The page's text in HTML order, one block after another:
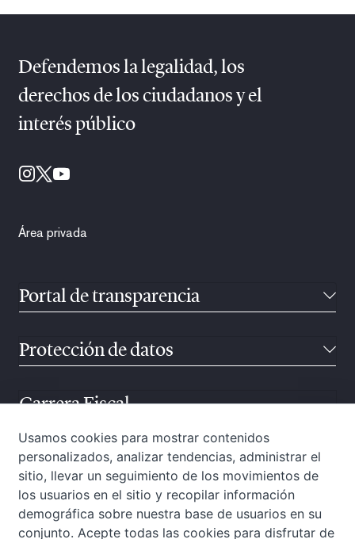
Defendemos la legalidad, los
derechos de los ciudadanos y el
interés público
Área privada
Portal de transparencia
Protección de datos
Carrera Fiscal
Atención ciudadana
Usamos cookies para mostrar contenidos
personalizados, analizar tendencias, administrar el
sitio, llevar un seguimiento de los movimientos de
los usuarios en el sitio y recopilar información
demográfica sobre nuestra base de usuarios en su
conjunto. Acepte todas las cookies para disfrutar de